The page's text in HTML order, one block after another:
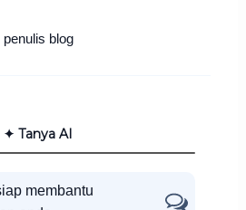
blog
✦ Tanya AI
membantu